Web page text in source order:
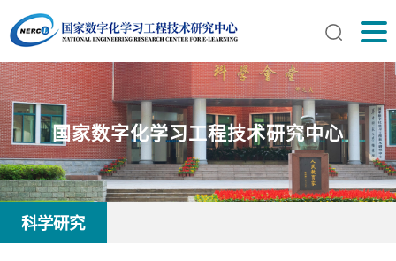
国家数字化学习工程技术研究中心
科学研究